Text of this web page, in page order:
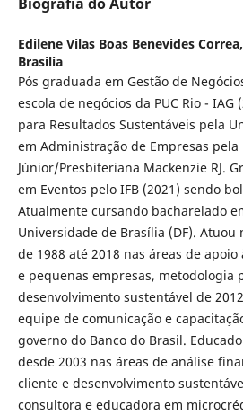
Edilene Vilas Boas Benevides Correa,
Brasilia
Pós graduada em Gestão de
escola de negócios da PUC Rio - IAG
para Resultados Sustentáveis pela
em Administração de Empresas pela
Júnior/Presbiteriana Mackenzie RJ.
em Eventos pelo IFB (2021) sendo
Atualmente cursando bacharelado
Universidade de Brasília (DF).
de 1988 até 2018 nas áreas de
e pequenas empresas, metodologia
desenvolvimento sustentável de
equipe de comunicação e
governo do Banco do Brasil.
desde 2003 nas áreas de análise
cliente e desenvolvimento
consultora e educadora em